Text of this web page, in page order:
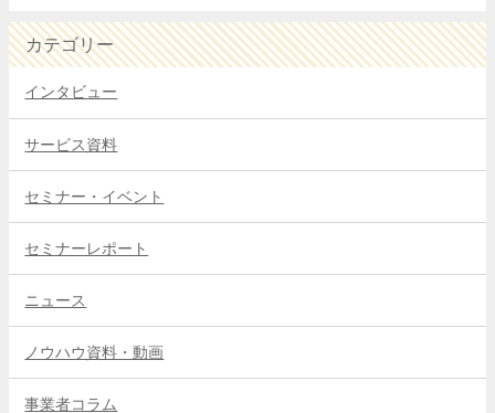
カテゴリー
インタビュー
サービス資料
セミナー・イベント
セミナーレポート
ニュース
ノウハウ資料・動画
事業者コラム